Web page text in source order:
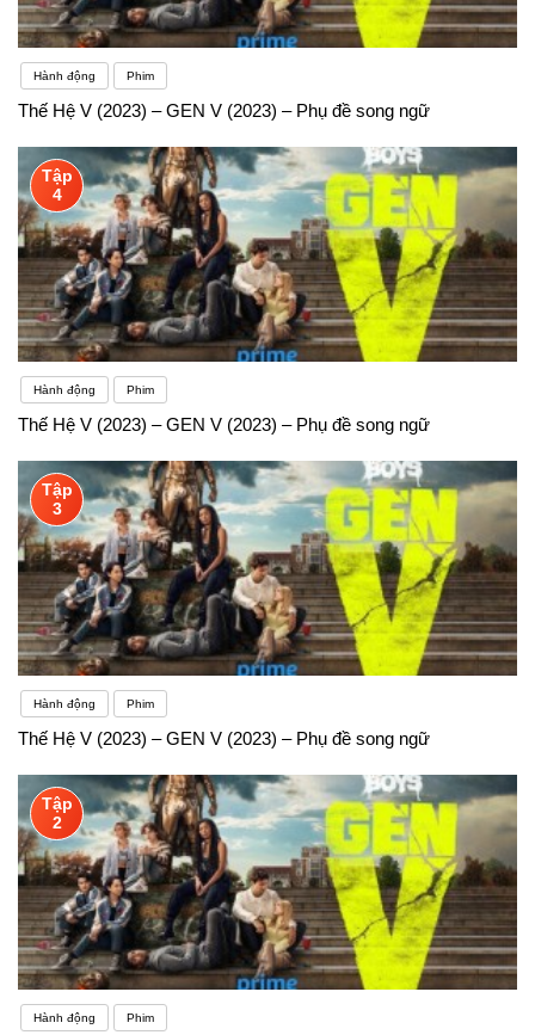
Hành động Phim
Thế Hệ V (2023) – GEN V (2023) – Phụ đề song ngữ
Tập
4
Hành động Phim
Thế Hệ V (2023) – GEN V (2023) – Phụ đề song ngữ
Tập
3
Hành động Phim
Thế Hệ V (2023) – GEN V (2023) – Phụ đề song ngữ
Tập
2
Hành động Phim